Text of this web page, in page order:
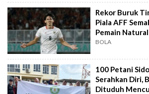
Rekor Buruk
Piala AFF
Pemain
BOLA
100 Petani
Serahkan Diri,
Dituduh